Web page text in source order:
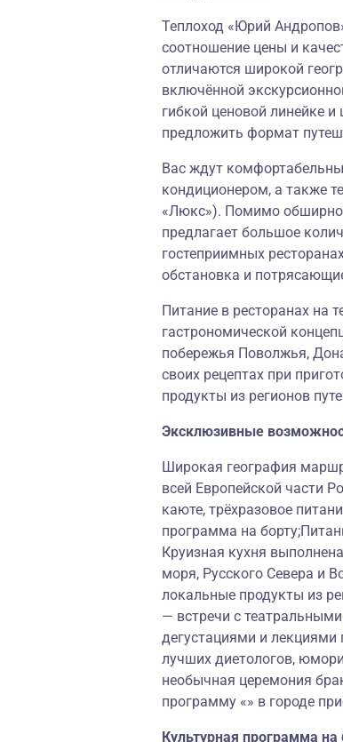
Теплоход «Юрий
соотношение цены и
отличаются широкой
включённой
гибкой ценовой линейке
предложить формат
Вас ждут
кондиционером, а также
«Люкс»). Помимо
предлагает большое
гостеприимных
обстановка и
Питание в ресторанах на
гастрономической
побережья Поволжья,
своих рецептах при
продукты из регионов
Эксклюзивные
Широкая география
всей Европейской части
каюте, трёхразовое
программа на
Круизная кухня
моря, Русского Севера и
локальные продукты из
— встречи с
дегустациями и
лучших диетологов,
необычная церемония
программу «» в городе
Культурная программа на